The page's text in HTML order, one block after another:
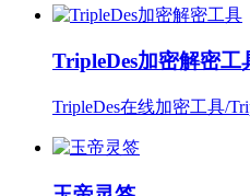
TripleDes加密解密工
TripleDes在线加密工具/